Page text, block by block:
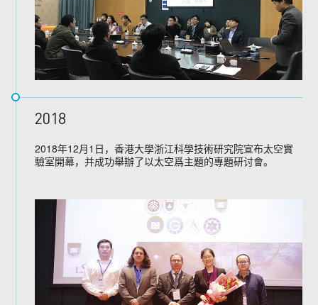
2018
2018年12月1日，香港大學浙江科學技術研究院宣布太空實
驗室開幕，并成功舉辦了以太空爲主題的專題研讨會。